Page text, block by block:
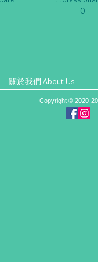
0
關於我們 About Us
Copyright © 2020-